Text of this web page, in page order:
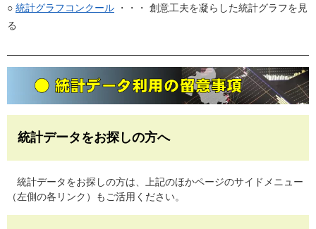
○ 統計グラフコンクール ・・・ 創意工夫を凝らした統計グラフを見
る
統計データをお探しの方へ
統計データをお探しの方は、上記のほかページのサイドメニュー
（左側の各リンク）もご活用ください。